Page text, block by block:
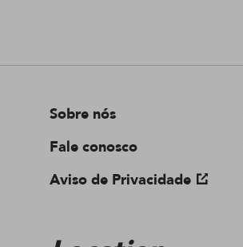
Sobre nós
Fale conosco
Aviso de Privacidade